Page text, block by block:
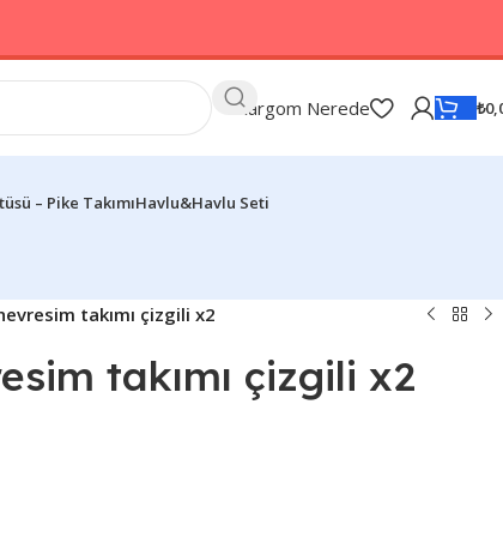
Kargom Nerede ₺
– Pike TakımıHavlu&Havlu Seti
takımı çizgili x2
takımı çizgili x2